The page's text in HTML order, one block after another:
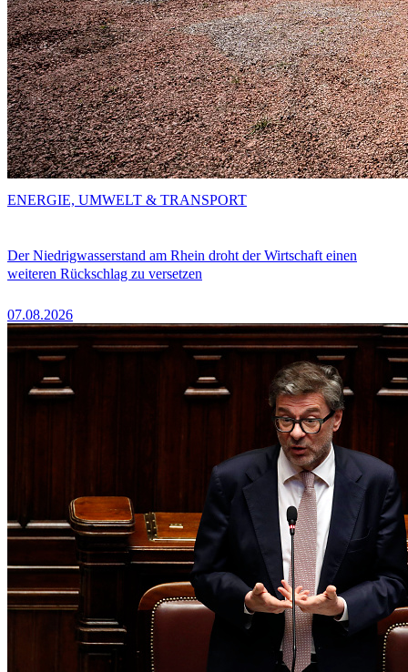
Der Niedrigwasserstand am Rhein droht der Wirtschaft einen
weiteren Rückschlag zu versetzen
07.08.2026
ENERGIE, UMWELT & TRANSPORT